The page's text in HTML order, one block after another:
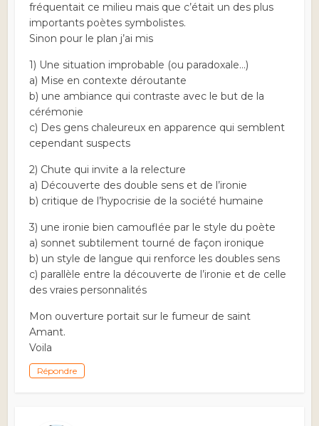
fréquentait ce milieu mais que c’était un des plus
importants poètes symbolistes.
Sinon pour le plan j’ai mis
1) Une situation improbable (ou paradoxale…)
a) Mise en contexte déroutante
b) une ambiance qui contraste avec le but de la
cérémonie
c) Des gens chaleureux en apparence qui semblent
cependant suspects
2) Chute qui invite a la relecture
a) Découverte des double sens et de l’ironie
b) critique de l’hypocrisie de la société humaine
3) une ironie bien camouflée par le style du poète
a) sonnet subtilement tourné de façon ironique
b) un style de langue qui renforce les doubles sens
c) parallèle entre la découverte de l’ironie et de celle
des vraies personnalités
Mon ouverture portait sur le fumeur de saint
Amant.
Voila
Répondre